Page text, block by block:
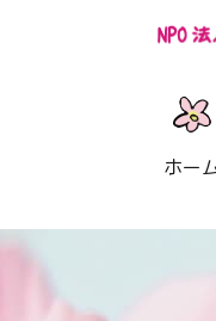
ホー